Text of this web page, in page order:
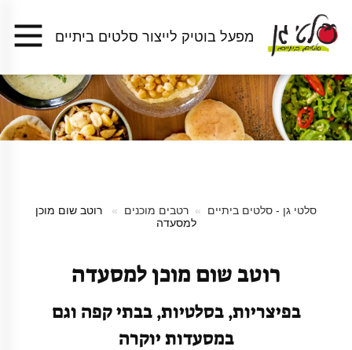
מפעל בוטיק לייצור סלטים ביתיים
סלטי גן - סלטים ביתיים רטבים מוכנים
רוטב שום מוכן
למסעדה
רוטב שום מוכן למסעדה
בפיצריות, בסלטיות, בבתי קפה וגם
במסעדות יוקרה